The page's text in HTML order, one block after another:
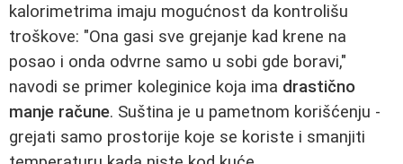
kalorimetrima imaju mogućnost da kontrolišu
troškove: "Ona gasi sve grejanje kad krene na
posao i onda odvrne samo u sobi gde boravi,"
navodi se primer koleginice koja ima drastično
manje račune. Suština je u pametnom korišćenju -
grejati samo prostorije koje se koriste i smanjiti